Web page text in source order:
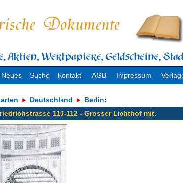
Neues Suche Kontakt AGB Impressum
Deutschland Berlin:
110-112 - Grosser Lichthof mit.